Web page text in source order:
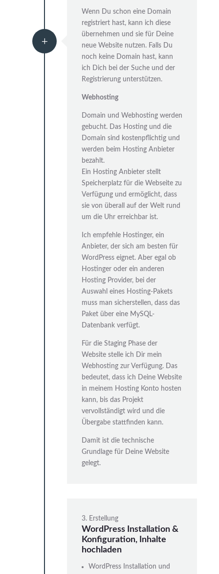
L
Wenn Du schon eine Domain
registriert hast, kann ich diese
übernehmen und sie für Deine
neue Website nutzen. Falls Du
noch keine Domain hast, kann
ich Dich bei der Suche und der
Registrierung unterstützen.
Webhosting
Domain und Webhosting werden
gebucht. Das Hosting und die
Domain sind kostenpflichtig und
werden beim Hosting Anbieter
bezahlt.
Ein Hosting Anbieter stellt
Speicherplatz für die Webseite zu
Verfügung und ermöglicht, dass
sie von überall auf der Welt rund
um die Uhr erreichbar ist.
Ich empfehle Hostinger, ein
Anbieter, der sich am besten für
WordPress eignet. Aber egal ob
Hostinger oder ein anderen
Hosting Provider, bei der
Auswahl eines Hosting-Pakets
muss man sicherstellen, dass das
Paket über eine MySQL-
Datenbank verfügt.
Für die Staging Phase der
Website stelle ich Dir mein
Webhosting zur Verfügung. Das
bedeutet, dass ich Deine Website
in meinem Hosting Konto hosten
kann, bis das Projekt
vervollständigt wird und die
Übergabe stattfinden kann.
Damit ist die technische
Grundlage für Deine Website
gelegt.
3. Erstellung
WordPress Installation &
Konfiguration, Inhalte
hochladen
WordPress Installation und